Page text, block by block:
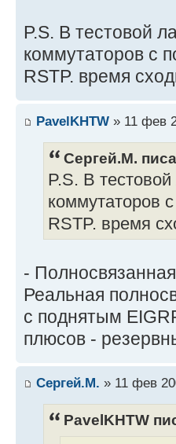
P.S. В тестовой
коммутаторов с
RSTP. время
PavelKHTW » 11 фев
Сергей.М.
P.S. В
коммутаторов
RSTP. время
-
Реальная
с поднятым
плюсов -
Сергей.М. » 11 фев
PavelKHTW